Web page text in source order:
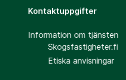
Kontaktuppgifter
Information om tjänsten
Skogsfastigheter.fi
Etiska anvisningar